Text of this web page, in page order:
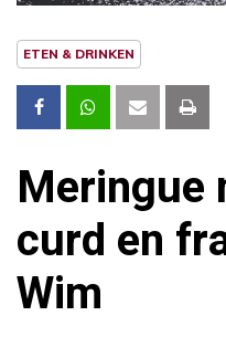
ETEN & DRINKEN
Meringue
curd en
Wim